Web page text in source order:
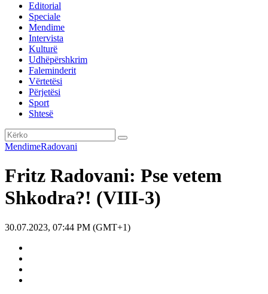
Editorial
Speciale
Mendime
Intervista
Kulturë
Udhëpërshkrim
Faleminderit
Vërtetësi
Përjetësi
Sport
Shtesë
MendimeRadovani
Fritz Radovani: Pse vetem
Shkodra?! (VIII-3)
30.07.2023, 07:44 PM (GMT+1)